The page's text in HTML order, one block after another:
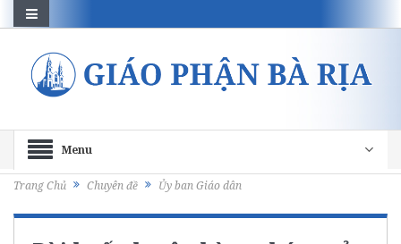
Menu
Trang Chủ Chuyên đề Ủy ban Giáo dân